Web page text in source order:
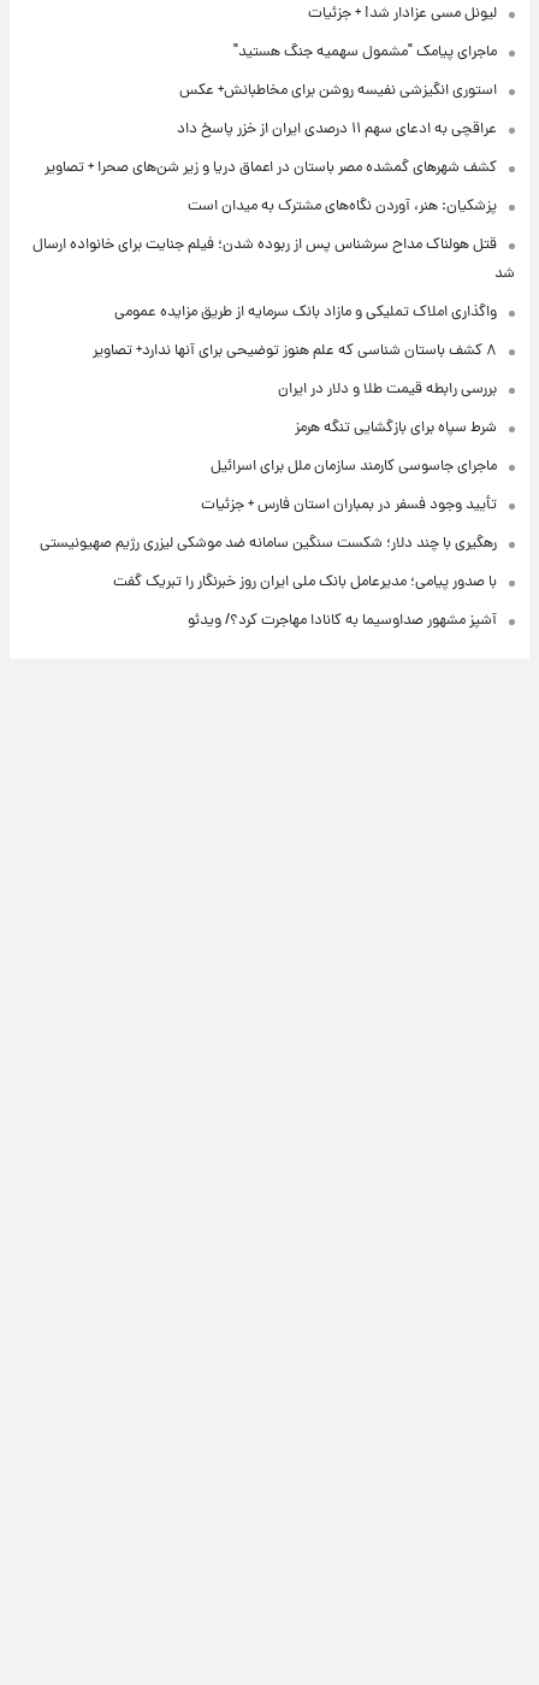
لیونل مسی عزادار شد! + جزئیات
ماجرای پیامک "مشمول سهمیه جنگ هستید"
استوری انگیزشی نفیسه روشن برای مخاطبانش+ عکس
عراقچی به ادعای سهم ۱۱ درصدی ایران از خزر پاسخ داد
کشف شهرهای گمشده مصر باستان در اعماق دریا و زیر شن‌های صحرا + تصاویر
پزشکیان: هنر، آوردن نگاه‌های مشترک به میدان است
قتل هولناک مداح سرشناس پس از ربوده شدن؛ فیلم جنایت برای خانواده ارسال
شد
واگذاری املاک تملیکی و مازاد بانک سرمایه از طریق مزایده عمومی
۸ کشف باستان شناسی که علم هنوز توضیحی برای آنها ندارد+ تصاویر
بررسی رابطه قیمت طلا و دلار در ایران
شرط سپاه برای بازگشایی تنگه هرمز
ماجرای جاسوسی کارمند سازمان ملل برای اسرائیل
تأیید وجود فسفر در بمباران استان فارس + جزئیات
رهگیری با چند دلار؛ شکست سنگین سامانه ضد موشکی لیزری رژیم صهیونیستی
با صدور پیامی؛ مدیرعامل بانک ملی ایران روز خبرنگار را تبریک گفت
آشپز مشهور صداوسیما به کانادا مهاجرت کرد؟/ ویدئو